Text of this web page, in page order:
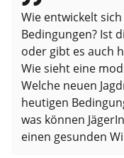
Wie entwickelt
Bedingungen? Ist
oder gibt es auch
Wie sieht eine
Welche neuen
heutigen
was können
einen gesunden